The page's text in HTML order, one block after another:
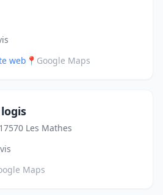
web 📍 Google Maps
Les Mathes
Maps